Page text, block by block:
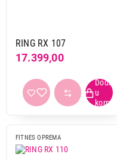
RING RX 107
17.399,00
FITNES OPREMA